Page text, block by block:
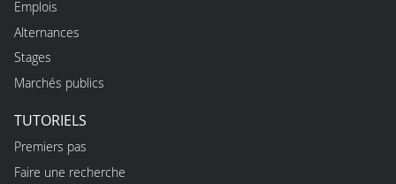
Emplois
Alternances
Stages
Marchés publics
TUTORIELS
Premiers pas
Faire une recherche